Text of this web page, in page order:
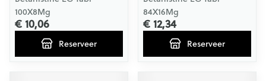
100X8Mg
€ 10,06
Reserveer
84X16Mg
€ 12,34
Reserveer